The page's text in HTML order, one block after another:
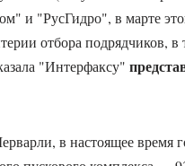
и "РусГидро", в марте
отбора подрядчиков,
"Интерфаксу"
в настоящее время